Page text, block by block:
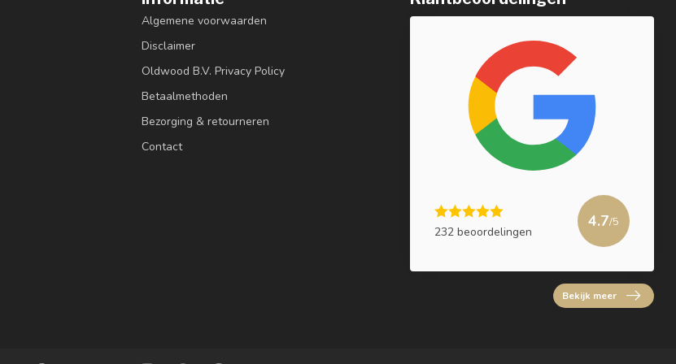
Algemene voorwaarden
Disclaimer
Oldwood B.V. Privacy Policy
Betaalmethoden
Bezorging & retourneren
Contact
232 beoordelingen
4.7/5
Bekijk meer